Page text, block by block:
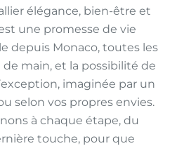
élégance, bien-être et
une promesse de vie
depuis Monaco, toutes les
main, et la possibilité de
imaginée par un
selon vos propres envies.
à chaque étape, du
touche, pour que